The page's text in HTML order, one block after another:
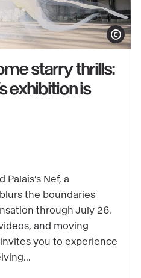
Show
starry thrills:
exhibition is
Nef, a
the boundaries
through July 26.
and moving
you to experience